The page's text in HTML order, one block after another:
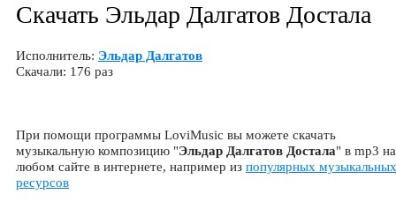
Скачать Эльдар Далгатов Достала
Исполнитель: Эльдар Далгатов
Скачали: 176 раз
При помощи программы LoviMusic вы можете скачать
музыкальную композицию "Эльдар Далгатов Достала" в mp3 на
любом сайте в интернете, например из популярных музыкальных
ресурсов